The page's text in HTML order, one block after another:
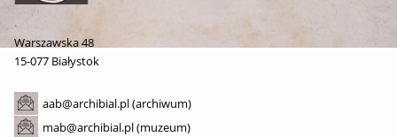
Warszawska 48
15-077 Białystok
aab@archibial.pl (archiwum)
mab@archibial.pl (muzeum)